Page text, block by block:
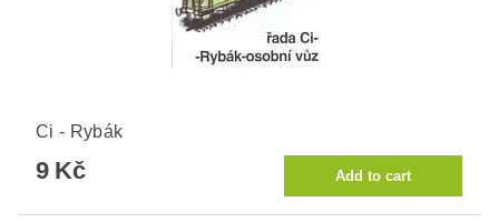
Ci - Rybák
9 Kč